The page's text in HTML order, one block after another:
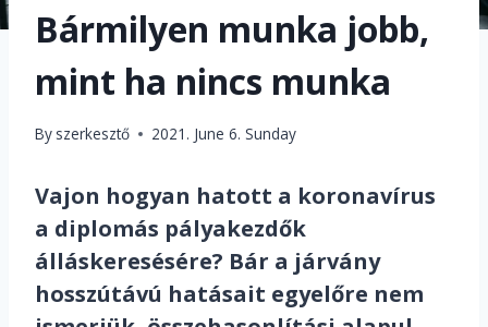
Bármilyen munka jobb,
mint ha nincs munka
By szerkesztő 2021. June 6. Sunday
Vajon hogyan hatott a koronavírus
a diplomás pályakezdők
álláskeresésére? Bár a járvány
hosszútávú hatásait egyelőre nem